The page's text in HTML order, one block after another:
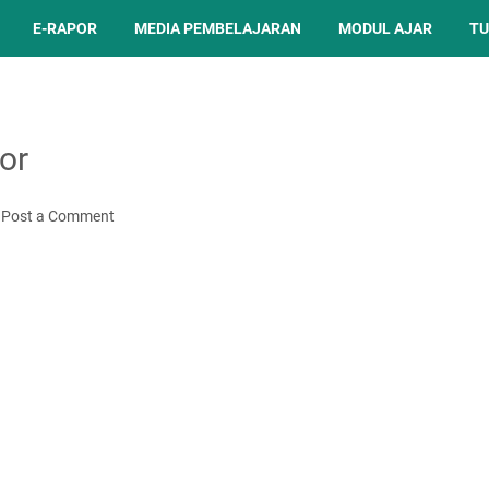
E-RAPOR MEDIA PEMBELAJARAN MODUL AJAR
Post a Comment